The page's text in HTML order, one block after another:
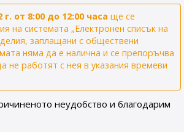
г. от 8:00 до 12:00 часа ще се
на системата „Електронен списък на
заплащани с обществени
няма да е налична и се препоръчва
не работят с нея в указания времеви
неудобство и благодарим